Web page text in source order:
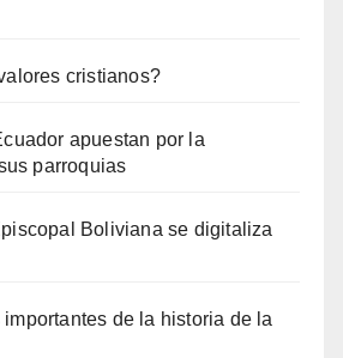
cristianos?
apuestan por la
parroquias
Boliviana se digitaliza
importantes de la historia de la